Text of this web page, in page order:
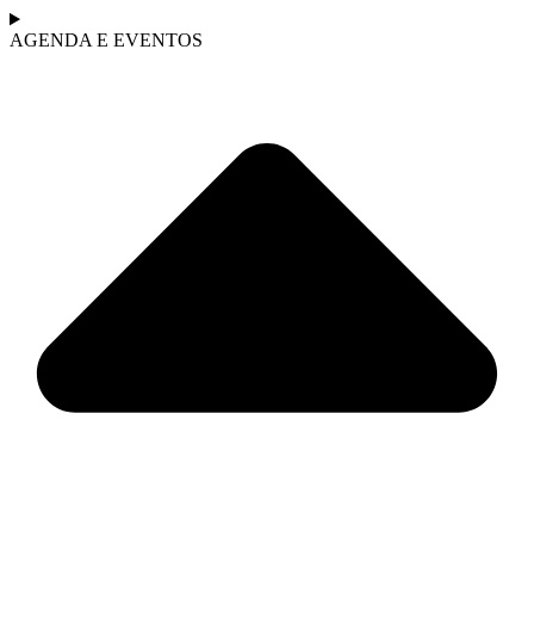
AGENDA E EVENTOS